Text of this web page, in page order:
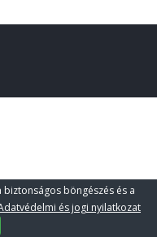
böngészés és a
és jogi nyilatkozat